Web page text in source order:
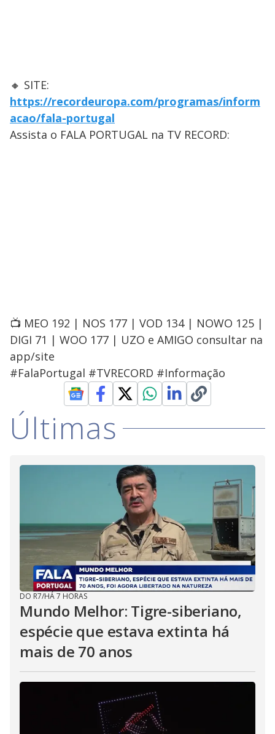
🔸 SITE:
https://recordeuropa.com/programas/inform
acao/fala-portugal
Assista o FALA PORTUGAL na TV RECORD:
📺 MEO 192 | NOS 177 | VOD 134 | NOWO 125 |
DIGI 71 | WOO 177 | UZO e AMIGO consultar na
app/site
#FalaPortugal #TVRECORD #Informação
Últimas
DO R7/HÁ 7 HORAS
Mundo Melhor: Tigre-siberiano,
espécie que estava extinta há
mais de 70 anos